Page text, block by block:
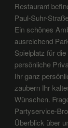
Restaurant
Paul-Suhr-
Ein schönes
ausreichend
Spielplatz für
persönliche
Ihr ganz
zaubern Ihr
Wünschen.
Partyservice-
Überblick über